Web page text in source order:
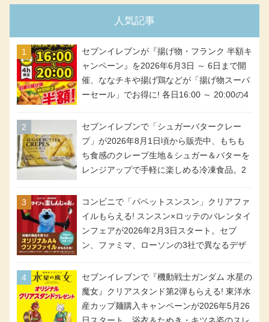
人気記事
セブンイレブンが『揚げ物・フランク 半額キ
ャンペーン』を2026年6月3日 ～ 6日まで開
催、ななチキや揚げ鶏などが「揚げ物スーパ
ーセール」でお得に! 各日16:00 ～ 20:00の4
アメリカンドッグが税抜き69円!
セブンイレブンで「シュガーバタークレー
プ」が2026年8月1日頃から販売中、もちも
ち食感のクレープ生地＆シュガー＆バターを
レンジアップで手軽に楽しめる冷凍食品。2
コンビニで「パペットスンスン」クリアファ
イルもらえる! スンスン×ロッテのバレンタイ
ンフェアが2026年2月3日スタート。セブ
ン、ファミマ、ローソンの3社で異なるデザ
セブンイレブンで『機動戦士ガンダム 水星の
魔女』クリアスタンド第2弾もらえる! 東洋水
産カップ麺購入キャンペーンが2026年5月26